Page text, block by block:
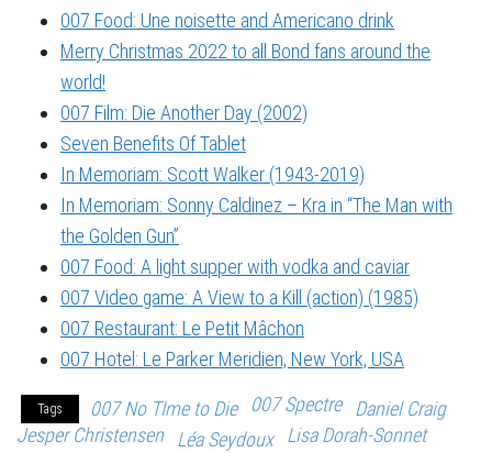
007 Food: Une noisette and Americano drink
Merry Christmas 2022 to all Bond fans around the
world!
007 Film: Die Another Day (2002)
Seven Benefits Of Tablet
In Memoriam: Scott Walker (1943-2019)
In Memoriam: Sonny Caldinez – Kra in “The Man with
the Golden Gun”
007 Food: A light supper with vodka and caviar
007 Video game: A View to a Kill (action) (1985)
007 Restaurant: Le Petit Mâchon
007 Hotel: Le Parker Meridien, New York, USA
Tags 007 No TIme to Die 007 Spectre
Daniel Craig
Jesper Christensen
Léa Seydoux
Lisa Dorah-Sonnet